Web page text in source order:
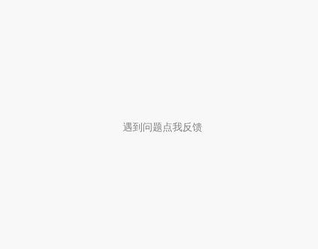
遇到问题点我反馈